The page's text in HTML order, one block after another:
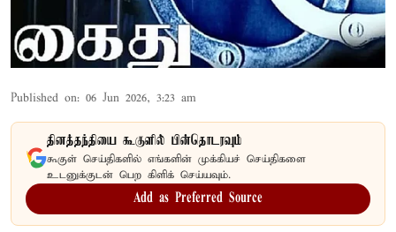
Published on: 06 Jun 2026, 3:23 am
தினத்தந்தியை கூகுளில் பின்தொடரவும்
கூகுள் செய்திகளில் எங்களின் முக்கியச் செய்திகளை
உடனுக்குடன் பெற கிளிக் செய்யவும்.
Add as Preferred Source